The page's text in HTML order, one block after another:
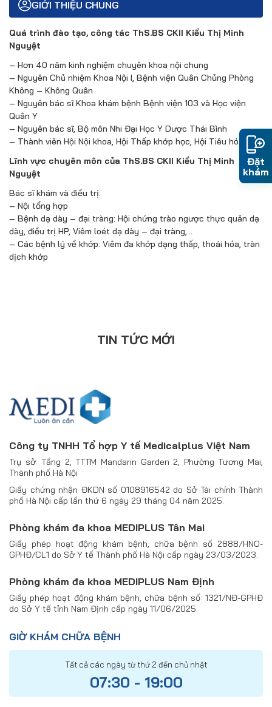
GIỚI THIỆU CHUNG
Quá trình đào tạo, công tác ThS.BS CKII Kiều Thị Minh
Nguyệt
– Hơn 40 năm kinh nghiệm chuyên khoa nội chung
– Nguyên Chủ nhiệm Khoa Nội I, Bệnh viện Quân Chủng Phòng
Không – Không Quân
– Nguyên bác sĩ Khoa khám bệnh Bệnh viện 103 và Học viện
Quân Y
– Nguyên bác sĩ, Bộ môn Nhi Đại Học Y Dược Thái Bình
– Thành viên Hội Nội khoa, Hội Thấp khớp học, Hội Tiêu hóa
Lĩnh vực chuyên môn của ThS.BS CKII Kiều Thị Minh
Nguyệt
Bác sĩ khám và điều trị:
– Nội tổng hợp
– Bệnh dạ dày – đại tràng: Hội chứng trào ngược thực quản dạ
dày, điều trị HP, Viêm loét dạ dày – đại tràng,…
– Các bệnh lý về khớp: Viêm đa khớp dạng thấp, thoái hóa, tràn
dịch khớp
TIN TỨC MỚI
Công ty TNHH Tổ hợp Y tế Medicalplus Việt Nam
Trụ sở: Tầng 2, TTTM Mandarin Garden 2, Phường Tương Mai,
Thành phố Hà Nội
Giấy chứng nhận ĐKDN số 0108916542 do Sở Tài chính Thành
phố Hà Nội cấp lần thứ 6 ngày 29 tháng 04 năm 2025.
Phòng khám đa khoa MEDIPLUS Tân Mai
Giấy phép hoạt động khám bệnh, chữa bệnh số 2888/HNO-
GPHĐ/CL1 do Sở Y tế Thành phố Hà Nội cấp ngày 23/03/2023.
Phòng khám đa khoa MEDIPLUS Nam Định
Giấy phép hoạt động khám bệnh, chữa bệnh số: 1321/NĐ-GPHĐ
do Sở Y tế tỉnh Nam Định cấp ngày 11/06/2025.
GIỜ KHÁM CHỮA BỆNH
Tất cả các ngày từ thứ 2 đến chủ nhật
07:30 - 19:00
Đặt
khám